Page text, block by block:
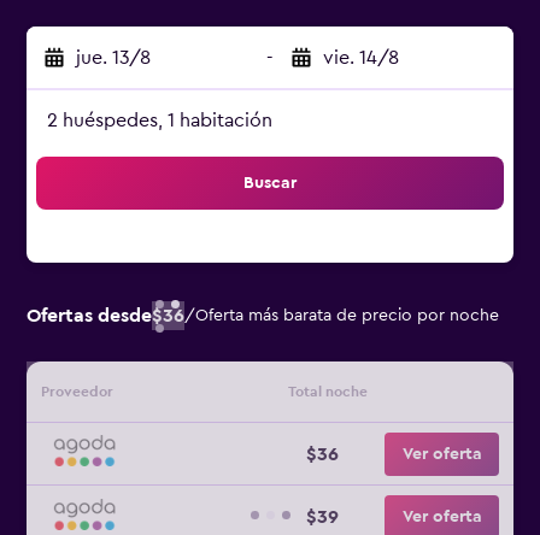
jue. 13/8 - vie. 14/8
2 huéspedes, 1 habitación
Buscar
Ofertas desde$36/Oferta más barata de precio por noche
Proveedor Total noche
$36 Ver oferta
$39 Ver oferta